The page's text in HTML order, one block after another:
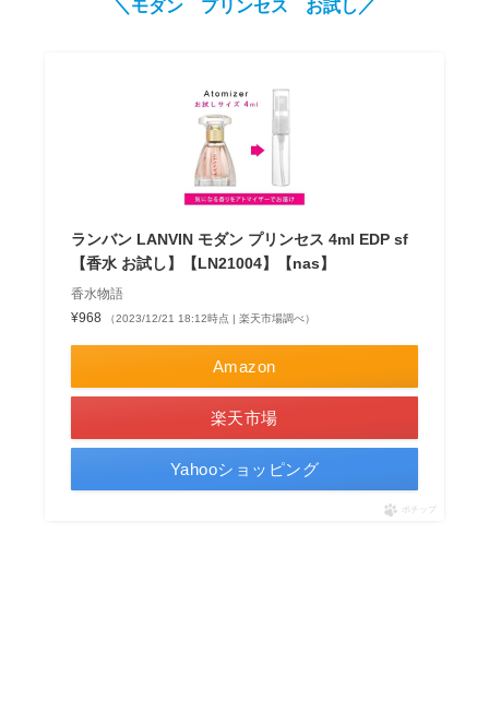
＼モダン プリンセス お試し ／
ランバン LANVIN モダン プリンセス 4ml EDP sf
【香水 お試し】【LN21004】【nas】
香水物語
¥968
（2023/12/21 18:12時点 | 楽天市場調べ）
Amazon
楽天市場
Yahooショッピング
ポチップ